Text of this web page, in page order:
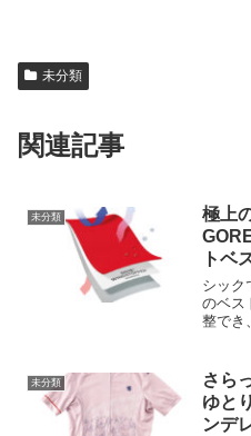
未分類
関連記事
未分類
極上
トベ
シック
のベス
整でき
で、一
商品は
未分類
さら
ゆと
ンデ